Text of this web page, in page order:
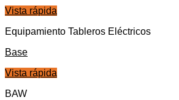
Vista rápida
Equipamiento Tableros Eléctricos
Base
Vista rápida
BAW